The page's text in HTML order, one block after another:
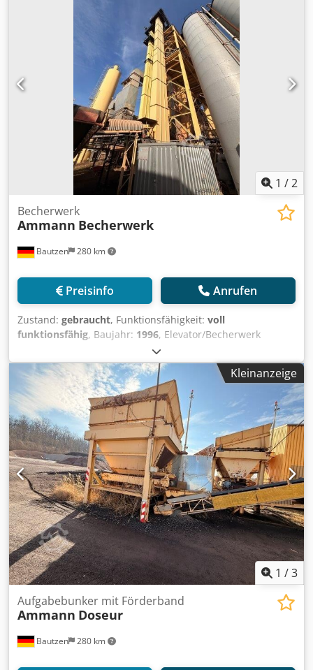
1 /2
Bautzen 280 km
Becherwerk
Ammann Becherwerk
Preisinfo Anrufen
Zustand: gebraucht, Funktionsfähigkeit: voll
funktionsfähig, Baujahr: 1996, Elevator/Becherwerk
Cedpfezq S Daox Adrjrf Einsatz als RC Material
Förderanlage H 26 m
Kleinanzeige
1 /3
Bautzen 280 km
Aufgabebunker mit Förderband
Ammann Doseur